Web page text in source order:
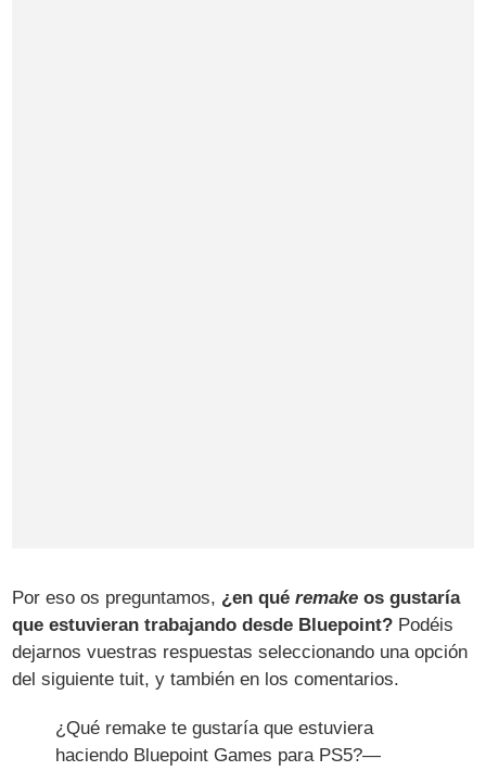
Por eso os preguntamos, ¿en quéremake os gustaría
que estuvieran trabajando desde Bluepoint? Podéis
dejarnos vuestras respuestas seleccionando una opción
del siguiente tuit, y también en los comentarios.
¿Qué remake te gustaría que estuviera
haciendo Bluepoint Games para PS5?—